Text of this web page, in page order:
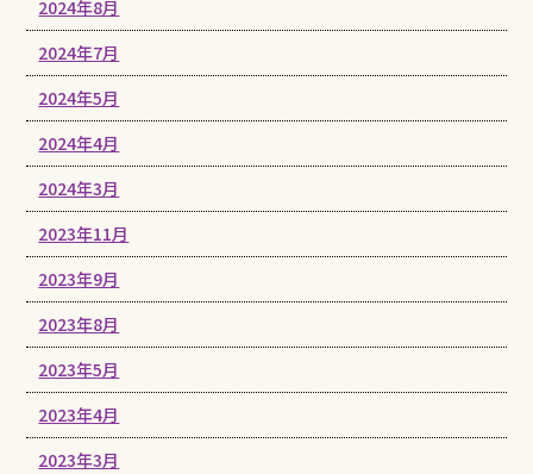
2024年8月
2024年7月
2024年5月
2024年4月
2024年3月
2023年11月
2023年9月
2023年8月
2023年5月
2023年4月
2023年3月